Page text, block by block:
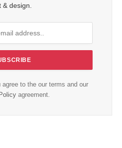
& design.
to the our terms and our
agreement.